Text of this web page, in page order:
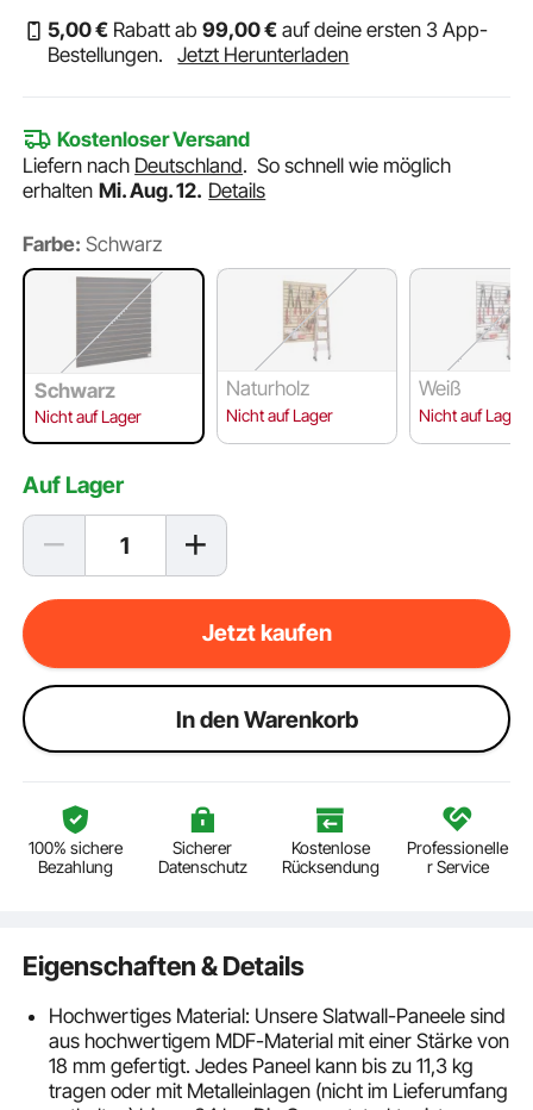
5,00€ Rabatt ab99,00€ auf deine ersten 3 App-
Bestellungen.
Jetzt Herunterladen
Kostenloser Versand
Liefern nach Deutschland.So schnell wie möglich
erhalten Mi. Aug. 12. Details
Farbe: Schwarz
Schwarz
Nicht auf Lager
Naturholz
Nicht auf Lager
Weiß
Nicht auf Lager
Auf Lager
Jetzt kaufen
ln den Warenkorb
100% sichere
Bezahlung
Sicherer
Datenschutz
Kostenlose
Rücksendung
Professionelle
r Service
Eigenschaften & Details
Hochwertiges Material: Unsere Slatwall-Paneele sind
aus hochwertigem MDF-Material mit einer Stärke von
18 mm gefertigt. Jedes Paneel kann bis zu 11,3 kg
tragen oder mit Metalleinlagen (nicht im Lieferumfang